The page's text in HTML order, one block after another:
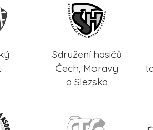
Sdružení hasičů
Čech, Moravy
a Slezska